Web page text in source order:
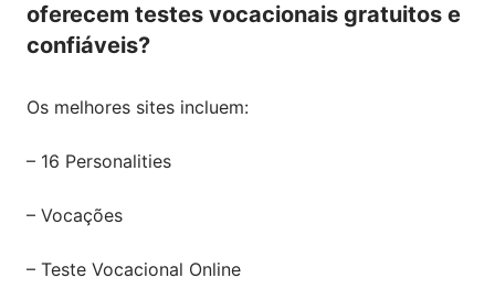
oferecem testes vocacionais gratuitos e
confiáveis?
Os melhores sites incluem:
– 16 Personalities
– Vocações
– Teste Vocacional Online